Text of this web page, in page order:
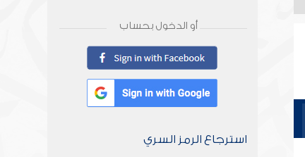
أو الدخول بحساب
استرجاع الرمز السري